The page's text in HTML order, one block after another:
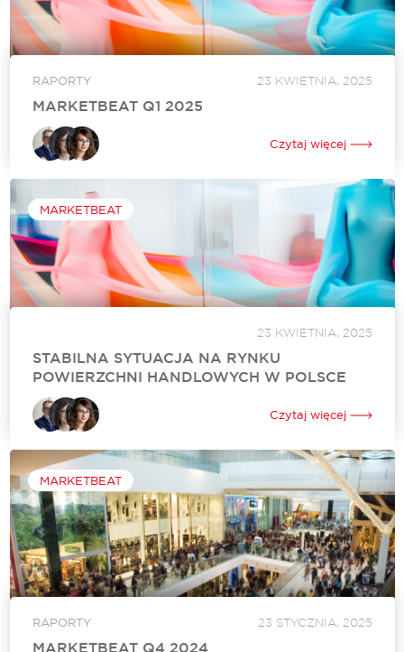
RAPORTY 23 KWIETNIA, 2025
MARKETBEAT Q1 2025
Firma Cushman & Wakefield opublikowała raport Marketbeat
Retail Poland Q1 2025, który przedstawia aktualną kondycję
rynku nieruchomości handlowych w Polsce. Publikacja zawiera
Czytaj więcej
MARKETBEAT
23 KWIETNIA, 2025
STABILNA SYTUACJA NA RYNKU
POWIERZCHNI HANDLOWYCH W POLSCE
W pierwszym kwartale tego roku rynek złapał chwilowy
oddech pod względem nowej podaży, w budowie znajduje się
jednak najwięcej powierzchni od sześciu lat. Na polskim rynku
Czytaj więcej
MARKETBEAT
RAPORTY 23 STYCZNIA, 2025
MARKETBEAT Q4 2024